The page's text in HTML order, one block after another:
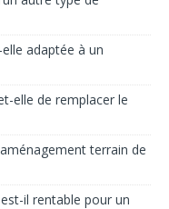
adaptée à un
elle de remplacer le
terrain de
il rentable pour un